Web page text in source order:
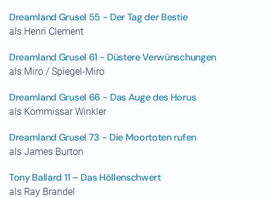
Dreamland Grusel 55 - Der Tag der Bestie
als Henri Clement
Dreamland Grusel 61 - Düstere Verwünschungen
als Miro / Spiegel-Miro
Dreamland Grusel 66 - Das Auge des Horus
als Kommissar Winkler
Dreamland Grusel 73 - Die Moortoten rufen
als James Burton
Tony Ballard 11 – Das Höllenschwert
als Ray Brandel